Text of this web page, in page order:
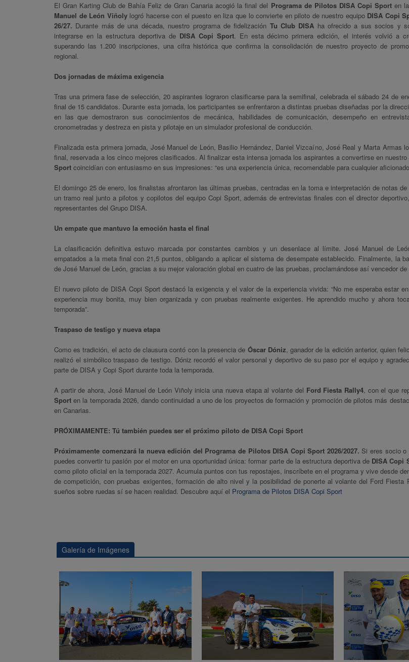
El Gran Karting Club de Bahía Feliz de Gran Canaria acogió la final del Programa de Pilotos DISA Copi Sport en
Manuel de León Viñolylogró hacerse con el puesto en liza que lo convierte en piloto de nuestro equipoDISA Copi
26/27. Durante más de una década, nuestro programa de fidelización Tu Club DISA ha ofrecido a sus socios y
integrarse en la estructura deportiva de DISA Copi Sport. En esta décimo primera edición, el interés volvió a
superando las 1.200 inscripciones, una cifra histórica que confirma la consolidación de nuestro proyecto de
regional.
Dos jornadas de máxima exigencia
Tras una primera fase de selección, 20 aspirantes lograron clasificarse para la semifinal, celebrada el sábado 24 de
final de 15 candidatos. Durante esta jornada, los participantes se enfrentaron a distintas pruebas diseñadas por la
en las que demostraron sus conocimientos de mecánica, habilidades de comunicación, desempeño en
cronometradas y destreza en pista y pilotaje en un simulador profesional de conducción.
Finalizada esta primera jornada, José Manuel de León, Basilio Hernández, Daniel Vizcaíno, José Real y Marta Armas
final, reservada a los cinco mejores clasificados. Al finalizar esta intensa jornada los aspirantes a convertirse en
Sport coincidían con entusiasmo en sus impresiones: “es una experiencia única, recomendable para cualquier
El domingo 25 de enero, los finalistas afrontaron las últimas pruebas, centradas en la toma e interpretación de notas
un tramo real junto a pilotos y copilotos del equipo Copi Sport, además de entrevistas finales con el director
representantes del Grupo DISA.
Un empate que mantuvo la emoción hasta el final
La clasificación definitiva estuvo marcada por constantes cambios y un desenlace al límite. José Manuel de
empatados a la meta final con 21,5 puntos, obligando a aplicar el sistema de desempate establecido. Finalmente, la
de José Manuel de León, gracias a su mejor valoración global en cuatro de las pruebas, proclamándose así vencedor de
El nuevo piloto de DISA Copi Sport destacó la exigencia y el valor de la experiencia vivida: “No me esperaba estar
experiencia muy bonita, muy bien organizada y con pruebas realmente exigentes. He aprendido mucho y ahora
temporada”.
Traspaso de testigo y nueva etapa
Como es tradición, el acto de clausura contó con la presencia de Óscar Dóniz, ganador de la edición anterior, quien
realizó el simbólico traspaso de testigo. Dóniz recordó el valor personal y deportivo de su paso por el equipo y
parte de DISA y Copi Sport durante toda la temporada.
A partir de ahora, José Manuel de León Viñoly inicia una nueva etapa al volante del Ford Fiesta Rally4, con el que
Sporten la temporada 2026, dando continuidad a uno de los proyectos de formación y promoción de pilotos más
en Canarias.
PRÓXIMAMENTE: Tú también puedes ser el próximo piloto de DISA Copi Sport
Próximamente comenzará la nueva edición del Programa de Pilotos DISA Copi Sport 2026/2027. Si eres socio o
puedes convertir tu pasión por el motor en una oportunidad única: formar parte de la estructura deportiva de DISA Copi
como piloto oficial en la temporada 2027. Acumula puntos con tus repostajes, inscríbete en el programa y vive desde
de competición, con pruebas exigentes, formación de alto nivel y la posibilidad de ponerte al volante del Ford Fiesta
sueños sobre ruedas sí se hacen realidad. Descubre aquí el Programa de Pilotos DISA Copi Sport
Galería de Imágenes